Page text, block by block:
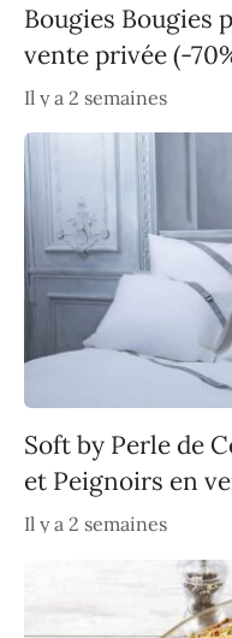
Bougies Bougies
vente privée (-
Il y a 2 semaines
Soft by Perle de
et Peignoirs en
Il y a 2 semaines